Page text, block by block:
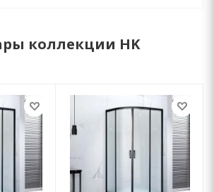
коллекции HK